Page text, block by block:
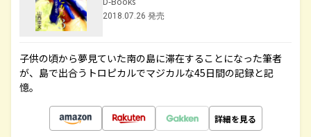
2018.07.26 発売
子供の頃から夢見ていた南の島に滞在することになった筆者
が、島で出合うトロピカルでマジカルな45日間の記録と記
憶。
詳細を見る